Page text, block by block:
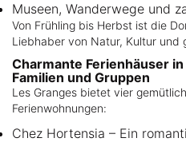
Museen, Wanderwege und
Von Frühling bis Herbst ist die
Liebhaber von Natur, Kultur und
Charmante Ferienhäuser
Familien und Gruppen
Les Granges bietet vier
Ferienwohnungen:
Chez Hortensia – Ein